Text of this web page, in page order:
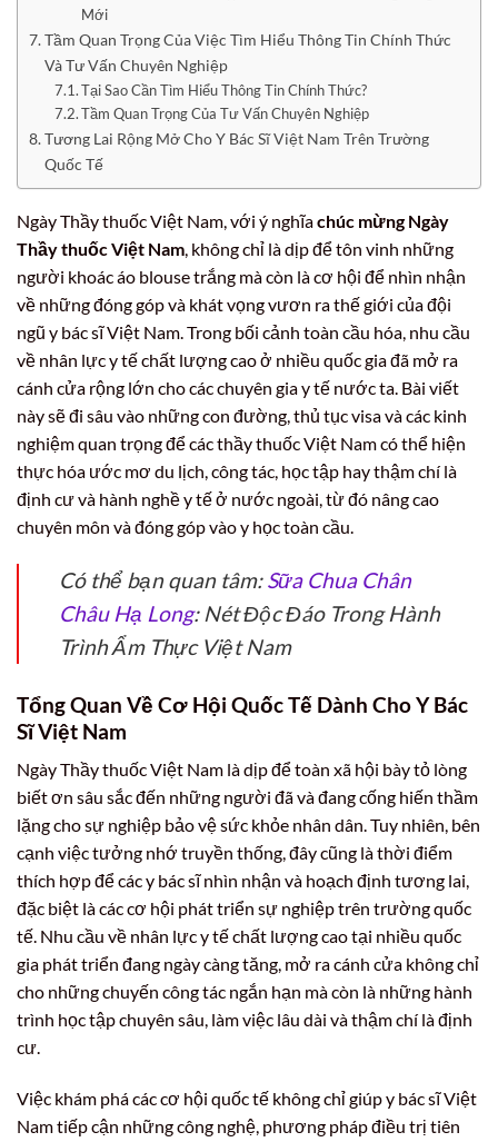
Mới
Tầm Quan Trọng Của Việc Tìm Hiểu Thông Tin Chính Thức
Và Tư Vấn Chuyên Nghiệp
Tại Sao Cần Tìm Hiểu Thông Tin Chính Thức?
Tầm Quan Trọng Của Tư Vấn Chuyên Nghiệp
Tương Lai Rộng Mở Cho Y Bác Sĩ Việt Nam Trên Trường
Quốc Tế
Ngày Thầy thuốc Việt Nam, với ý nghĩachúc mừng Ngày
Thầy thuốc Việt Nam, không chỉ là dịp để tôn vinh những
người khoác áo blouse trắng mà còn là cơ hội để nhìn nhận
về những đóng góp và khát vọng vươn ra thế giới của đội
ngũ y bác sĩ Việt Nam. Trong bối cảnh toàn cầu hóa, nhu cầu
về nhân lực y tế chất lượng cao ở nhiều quốc gia đã mở ra
cánh cửa rộng lớn cho các chuyên gia y tế nước ta. Bài viết
này sẽ đi sâu vào những con đường, thủ tục visa và các kinh
nghiệm quan trọng để các thầy thuốc Việt Nam có thể hiện
thực hóa ước mơ du lịch, công tác, học tập hay thậm chí là
định cư và hành nghề y tế ở nước ngoài, từ đó nâng cao
chuyên môn và đóng góp vào y học toàn cầu.
Có thể bạn quan tâm:Sữa Chua Chân
Châu Hạ Long: Nét Độc Đáo Trong Hành
Trình Ẩm Thực Việt Nam
Tổng Quan Về Cơ Hội Quốc Tế Dành Cho Y Bác
Sĩ Việt Nam
Ngày Thầy thuốc Việt Nam là dịp để toàn xã hội bày tỏ lòng
biết ơn sâu sắc đến những người đã và đang cống hiến thầm
lặng cho sự nghiệp bảo vệ sức khỏe nhân dân. Tuy nhiên, bên
cạnh việc tưởng nhớ truyền thống, đây cũng là thời điểm
thích hợp để các y bác sĩ nhìn nhận và hoạch định tương lai,
đặc biệt là các cơ hội phát triển sự nghiệp trên trường quốc
tế. Nhu cầu về nhân lực y tế chất lượng cao tại nhiều quốc
gia phát triển đang ngày càng tăng, mở ra cánh cửa không chỉ
cho những chuyến công tác ngắn hạn mà còn là những hành
trình học tập chuyên sâu, làm việc lâu dài và thậm chí là định
cư.
Việc khám phá các cơ hội quốc tế không chỉ giúp y bác sĩ Việt
Nam tiếp cận những công nghệ, phương pháp điều trị tiên